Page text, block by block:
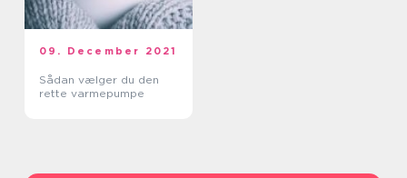
09. December 2021
Sådan vælger du den
rette varmepumpe